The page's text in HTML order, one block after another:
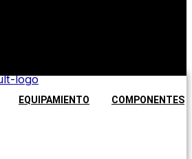
EQUIPAMIENTO COMPONENTES